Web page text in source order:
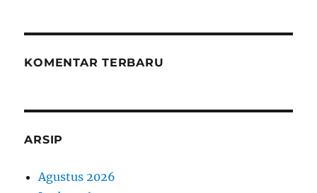
KOMENTAR TERBARU
ARSIP
Agustus 2026